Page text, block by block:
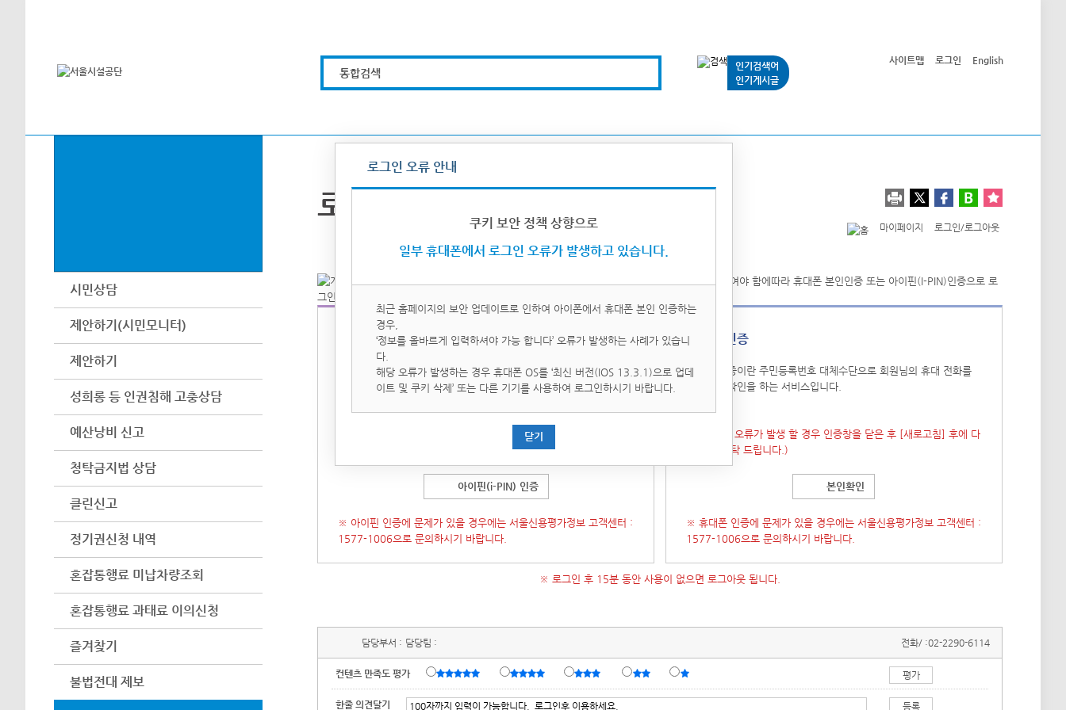
통합검색
인기검색어
인기게시글
사이트맵 로그인 English
시민상담
제안하기(시민모니터)
제안하기
성희롱 등 인권침해 고충상담
예산낭비 신고
청탁금지법 상담
클린신고
정기권신청 내역
혼잡통행료 미납차량조회
혼잡통행료 과태료 이의신청
즐겨찾기
불법전대 제보
로그인/로그아웃
마이페이지 로그인/로그아웃
로그인 오류 안내
쿠키 보안 정책 상향으로
일부 휴대폰에서 로그인 오류가 발생하고 있습니다.
최근 홈페이지의 보안 업데이트로 인하여 아이폰에서 휴대폰 본인 인증하는
경우,
‘정보를 올바르게 입력하셔야 가능 합니다’ 오류가 발생하는 사례가 있습니
다.
해당 오류가 발생하는 경우 휴대폰 OS를 ‘최신 버전(IOS 13.3.1)으로 업데
이트 및 쿠키 삭제’ 또는 다른 기기를 사용하여 로그인하시기 바랍니다.
닫기
아이핀(i-PIN)은 인터넷상의 개인식별번호를 의미하며, 대면확인이
어려운 인터넷에서 주민등록번호를 사용하지 않고도 본인임을 확인할
(인증 창이 오류가 발생 할 경우 인증창을 닫은 후
아이핀(i-PIN) 인증
※ 아이핀 인증에 문제가 있을 경우에는 서울신용평가정보 고객센터 :
1577-1006으로 문의하시기 바랍니다.
휴대폰 인증
휴대폰 인증이란 주민등록번호 대체수단으로 회원님의 휴대 전화를
통해 본인확인을 하는 서비스입니다.
(인증 창이 오류가 발생 할 경우 인증창을 닫은 후 [새로고침] 후에 다
시 시도 부탁 드립니다.)
본인확인
※ 휴대폰 인증에 문제가 있을 경우에는 서울신용평가정보 고객센터 :
1577-1006으로 문의하시기 바랍니다.
※ 로그인 후 15분 동안 사용이 없으면 로그아웃 됩니다.
담당부서 : 담당팀 : 전화/ :02-2290-6114
컨텐츠 만족도 평가
한줄 의견달기